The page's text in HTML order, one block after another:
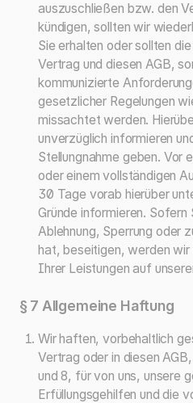
auszuschließen bzw. den
kündigen, sollten wir
Sie erhalten oder sollten
Vertrag und diesen AGB,
kommunizierte
gesetzlicher Regelungen
missachtet werden.
unverzüglich informieren
Stellungnahme geben. Vor
oder einem vollständigen
30 Tage vorab hierüber
Gründe informieren. Sofern
Ablehnung, Sperrung oder
hat, beseitigen, werden
Ihrer Leistungen auf
§ 7 Allgemeine Haftung
Wir haften, vorbehaltlich
Vertrag oder in diesen
und 8, für von uns, unsere
Erfüllungsgehilfen und die